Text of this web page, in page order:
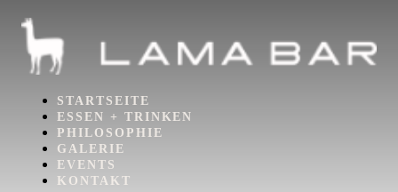
STARTSEITE
ESSEN + TRINKEN
PHILOSOPHIE
GALERIE
EVENTS
KONTAKT